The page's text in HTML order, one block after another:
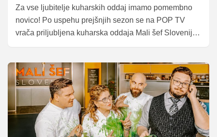
Za vse ljubitelje kuharskih oddaj imamo pomembno
novico! Po uspehu prejšnjih sezon se na POP TV
vrača priljubljena kuharska oddaja Mali šef Slovenije,
vendar z novim imenom – Mali šef Slovenije: mala